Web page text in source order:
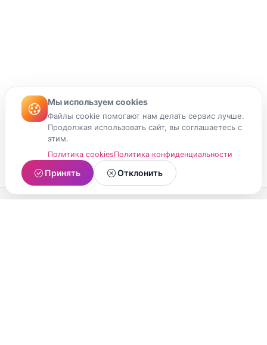
Мы используем cookies
Файлы cookie помогают нам делать сервис лучше.
Продолжая использовать сайт, вы соглашаетесь с
этим.
Политика cookiesПолитика конфиденциальности
Принять Отклонить